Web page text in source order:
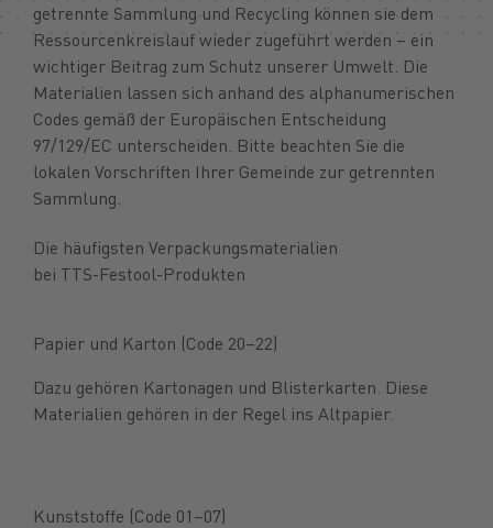
getrennte Sammlung und Recycling können sie dem
Ressourcenkreislauf wieder zugeführt werden – ein
wichtiger Beitrag zum Schutz unserer Umwelt. Die
Materialien lassen sich anhand des alphanumerischen
Codes gemäß der Europäischen Entscheidung
97/129/EC unterscheiden. Bitte beachten Sie die
lokalen Vorschriften Ihrer Gemeinde zur getrennten
Sammlung.
Die häufigsten Verpackungsmaterialien
bei TTS-Festool-Produkten
Papier und Karton (Code 20–22)
Dazu gehören Kartonagen und Blisterkarten. Diese
Materialien gehören in der Regel ins Altpapier.
Kunststoffe (Code 01–07)